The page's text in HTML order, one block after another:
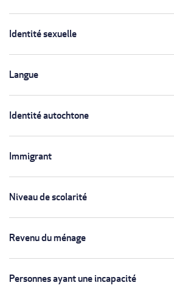
Identité sexuelle
Langue
Identité autochtone
Immigrant
Niveau de scolarité
Revenu du ménage
Personnes ayant une incapacité